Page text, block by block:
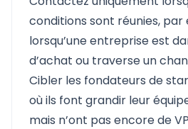
conditions sont réunies, par
lorsqu’une entreprise est
d’achat ou traverse un
Cibler les fondateurs de
où ils font grandir leur
mais n’ont pas encore de